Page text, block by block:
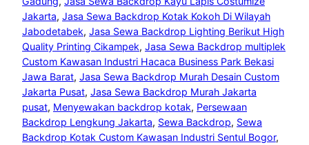
Jakarta, Jasa Sewa Backdrop Kotak Kokoh Di Wilayah
Jabodetabek, Jasa Sewa Backdrop Lighting Berikut High
Quality Printing Cikampek, Jasa Sewa Backdrop multiplek
Custom Kawasan Industri Hacaca Business Park Bekasi
Jawa Barat, Jasa Sewa Backdrop Murah Desain Custom
Jakarta Pusat, Jasa Sewa Backdrop Murah Jakarta
pusat, Menyewakan backdrop kotak, Persewaan
Backdrop Lengkung Jakarta, Sewa Backdrop, Sewa
Backdrop Kotak Custom Kawasan Industri Sentul Bogor